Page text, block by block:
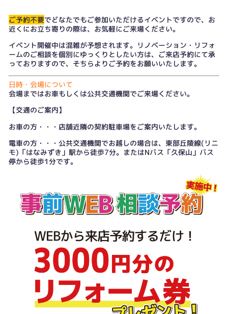
ご予約不要でどなたでもご参加いただけるイベントですので、お
近くにお立ち寄りの際は、お気軽にご来場ください。
イベント開催中は混雑が予想されます。リノベーション・リフォ
ームのご相談を個別にゆっくりとしたい方は、 ご来店予約にて承
っておりますので、そちらよりご予約をお願いいたします。
日時・会場について
会場まではお車もしくは公共交通機関でご来場ください。
【交通のご案内】
お車の方・・・店舗近隣の契約駐車場をご案内いたします。
電車の方・・・公共交通機関でお越しの場合は、東部丘陵線(リニ
モ)「はなみずき」駅から徒歩7分。またはNバス「久保山」バス
停から徒歩1分です。